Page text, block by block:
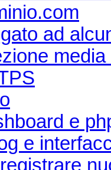
ad
media
e
e